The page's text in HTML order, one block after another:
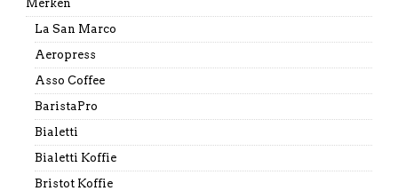
Merken
La San Marco
Aeropress
Asso Coffee
BaristaPro
Bialetti
Bialetti Koffie
Bristot Koffie